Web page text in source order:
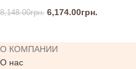
8,148.00грн. 6,174.00грн.
О КОМПАНИИ
О нас